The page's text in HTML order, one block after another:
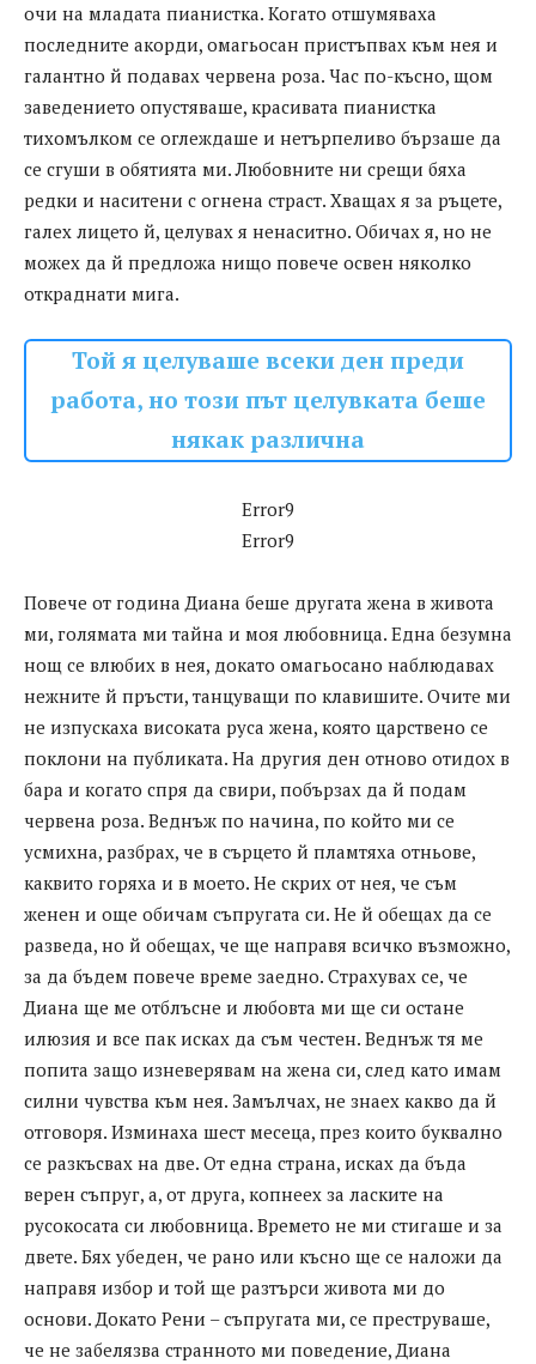
очи на младата пианистка. Когато отшумяваха
последните акорди, омагьосан пристъпвах към нея и
галантно й подавах червена роза. Час по-късно, щом
заведението опустяваше, красивата пианистка
тихомълком се оглеждаше и нетърпеливо бързаше да
се сгуши в обятията ми. Любовните ни срещи бяха
редки и наситени с огнена страст. Хващах я за ръцете,
галех лицето й, целувах я ненаситно. Обичах я, но не
можех да й предложа нищо повече освен няколко
откраднати мига.
Той я целуваше всеки ден преди
работа, но този път целувката беше
някак различна
Error9
Error9
Повече от година Диана беше другата жена в живота
ми, голямата ми тайна и моя любовница. Една безумна
нощ се влюбих в нея, докато омагьосано наблюдавах
нежните й пръсти, танцуващи по клавишите. Очите ми
не изпускаха високата руса жена, която царствено се
поклони на публиката. На другия ден отново отидох в
бара и когато спря да свири, побързах да й подам
червена роза. Веднъж по начина, по който ми се
усмихна, разбрах, че в сърцето й пламтяха отньове,
каквито горяха и в моето. Не скрих от нея, че съм
женен и още обичам съпругата си. Не й обещах да се
разведа, но й обещах, че ще направя всичко възможно,
за да бъдем повече време заедно. Страхувах се, че
Диана ще ме отблъсне и любовта ми ще си остане
илюзия и все пак исках да съм честен. Веднъж тя ме
попита защо изневерявам на жена си, след като имам
силни чувства към нея. Замълчах, не знаех какво да й
отговоря. Изминаха шест месеца, през които буквално
се разкъсвах на две. От една страна, исках да бъда
верен съпруг, а, от друга, копнеех за ласките на
русокосата си любовница. Времето не ми стигаше и за
двете. Бях убеден, че рано или късно ще се наложи да
направя избор и той ще разтърси живота ми до
основи. Докато Рени – съпругата ми, се преструваше,
че не забелязва странното ми поведение, Диана